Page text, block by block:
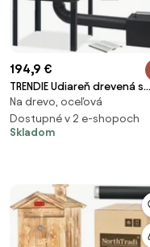
194,9 €
TRENDIE Udiareň drevená s
kovovou strechou
Na drevo, oceľová
Dostupné v 2 e-shopoch
Skladom